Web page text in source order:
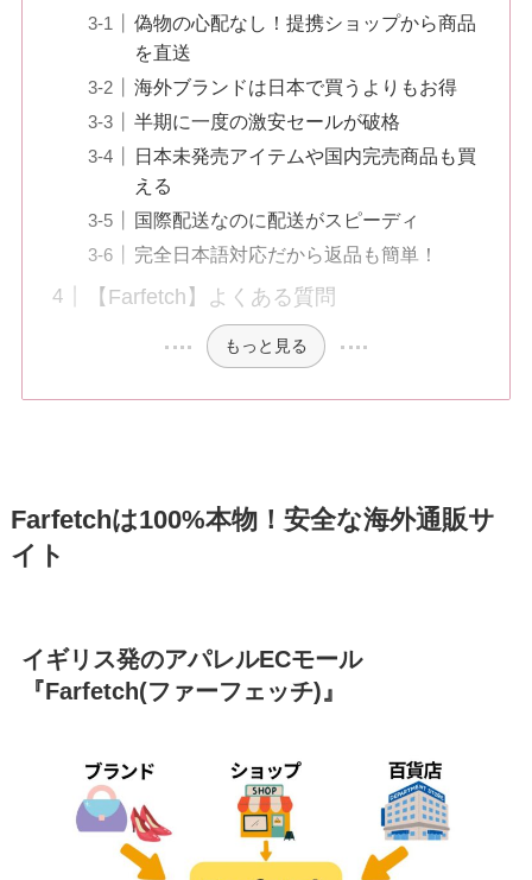
偽物の心配なし！提携ショップから商品
を直送
海外ブランドは日本で買うよりもお得
半期に一度の激安セールが破格
日本未発売アイテムや国内完売商品も買
える
国際配送なのに配送がスピーディ
完全日本語対応だから返品も簡単！
【Farfetch】よくある質問
もっと見る
Farfetchは100%本物！安全な海外通販サ
イト
イギリス発のアパレルECモール
『Farfetch(ファーフェッチ)』